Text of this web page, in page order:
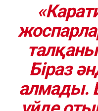
Біраз
алмады.